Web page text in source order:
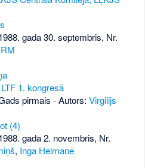
gada 30. septembris, Nr.
1. kongresā
pirmais - Autors: Virgilijs
(4)
gada 2. novembris, Nr.
, Inga Helmane